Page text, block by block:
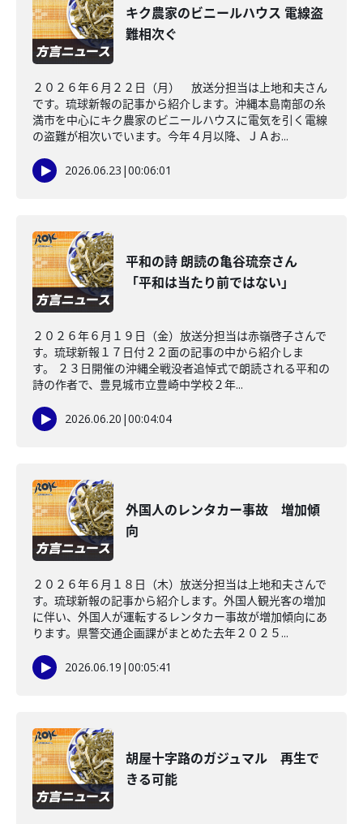
キク農家のビニールハウス 電線盗
難相次ぐ
２０２６年６月２２日（月） 放送分担当は上地和夫さん
です。琉球新報の記事から紹介します。沖縄本島南部の糸
満市を中心にキク農家のビニールハウスに電気を引く電線
の盗難が相次いでいます。今年４月以降、ＪＡお...
2026.06.23 |00:06:01
平和の詩 朗読の亀谷琉奈さん
「平和は当たり前ではない」
２０２６年６月１９日（金）放送分担当は赤嶺啓子さんで
す。琉球新報１７日付２２面の記事の中から紹介しま
す。 ２３日開催の沖縄全戦没者追悼式で朗読される平和の
詩の作者で、豊見城市立豊崎中学校２年...
2026.06.20 |00:04:04
外国人のレンタカー事故 増加傾
向
２０２６年６月１８日（木）放送分担当は上地和夫さんで
す。琉球新報の記事から紹介します。外国人観光客の増加
に伴い、外国人が運転するレンタカー事故が増加傾向にあ
ります。県警交通企画課がまとめた去年２０２５...
2026.06.19 |00:05:41
胡屋十字路のガジュマル 再生で
きる可能